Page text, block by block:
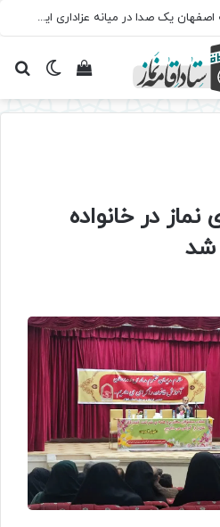
نماز ظهر اربعین؛ هنگامی که اصفهان یک صدا در میانه عزاداری ایستاد
تغییرمشاهده
در خانواده
شد